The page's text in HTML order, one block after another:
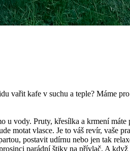
vařit kafe v suchu a teple? Máme
u vody. Pruty, křesílka a krmení máte
motat vlasce. Je to váš revír, vaše
postavit udírnu nebo jen tak
parádní štiky na přívlač. A